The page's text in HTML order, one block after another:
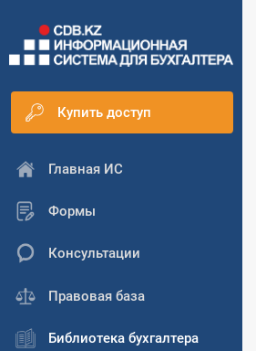
Купить доступ
Главная ИС
Формы
Консультации
Правовая база
Библиотека бухгалтера